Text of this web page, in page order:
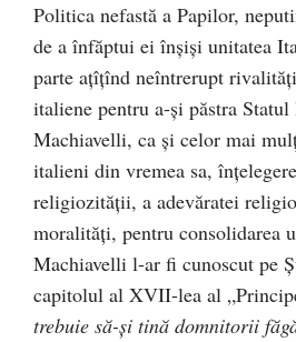
Politica nefastă a Papilor,
de a înfăptui ei înşişi unitatea
parte aţîţînd neîntrerupt
italiene pentru a-și păstra
Machiavelli, ca şi celor mai
italieni din vremea sa,
religiozităţii, a adevăratei
moralităţi, pentru consolidarea
Machiavelli l-ar fi cunoscut pe
capitolul al XVII-lea al
trebuie să-şi tină domnitorii